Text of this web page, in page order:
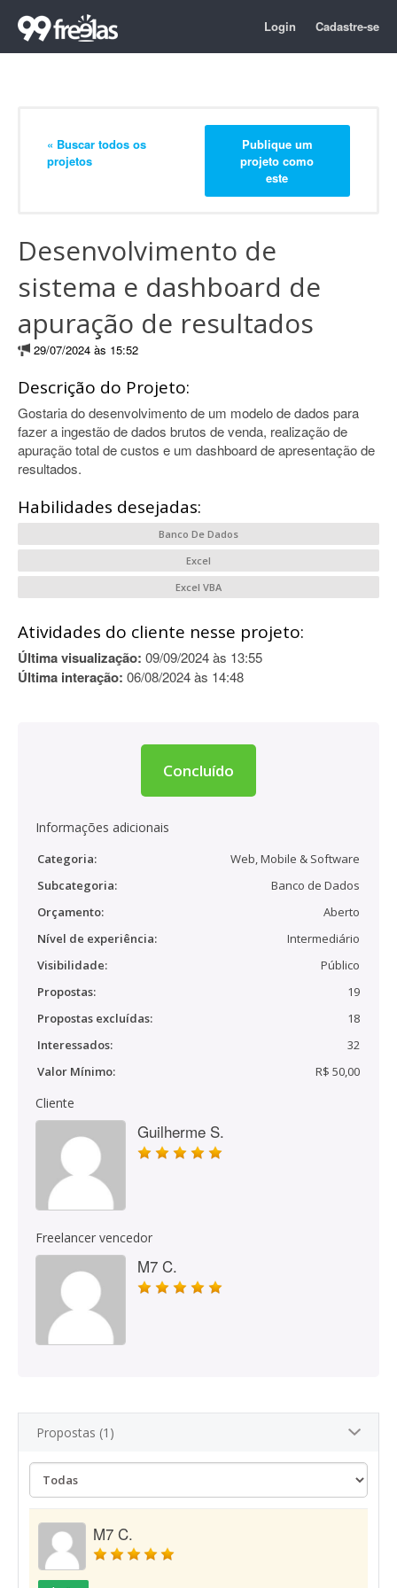
Login Cadastre-se
« Buscar todos os
projetos
Publique um
projeto como
este
Desenvolvimento de
sistema e dashboard de
apuração de resultados
29/07/2024 às 15:52
Descrição do Projeto:
Gostaria do desenvolvimento de um modelo de dados para
fazer a ingestão de dados brutos de venda, realização de
apuração total de custos e um dashboard de apresentação de
resultados.
Habilidades desejadas:
Banco De Dados
Excel
Excel VBA
Atividades do cliente nesse projeto:
Última visualização: 09/09/2024 às 13:55
Última interação: 06/08/2024 às 14:48
Concluído
Informações adicionais
Categoria:
Web, Mobile & Software
Subcategoria:
Banco de Dados
Orçamento:
Aberto
Nível de experiência:
Intermediário
Visibilidade:
Público
Propostas:
19
Propostas excluídas:
18
Interessados:
32
Valor Mínimo:
R$ 50,00
Cliente
Guilherme S.
Freelancer vencedor
M7 C.
Propostas (1)
M7 C.